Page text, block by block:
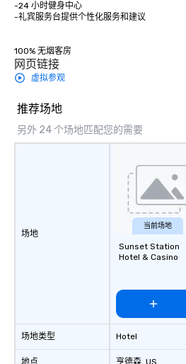
-24 小时健身中心
-礼宾服务台提供个性化服务和建议
100% 无烟客房
网页链接
虚拟参观
推荐场地
另外 24 个场地匹配您的需要
场地
场地类型
地点
当前场地
Sunset Station
Hotel & Casino
Hotel
亨德森, US